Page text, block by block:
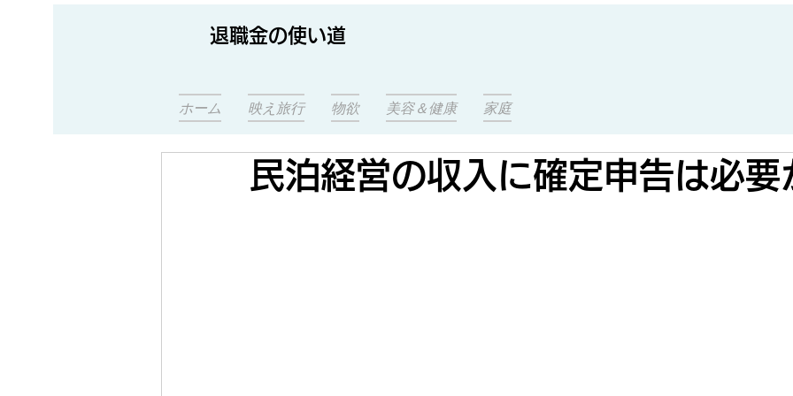
退職金の使い道
ホーム 映え旅行 物欲 美容＆健康 家庭
民泊経営の収入に確定申告は必